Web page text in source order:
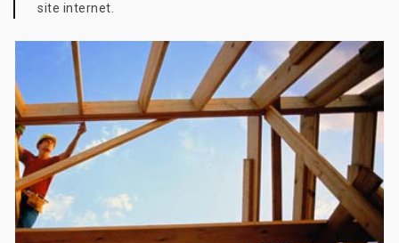
site internet.